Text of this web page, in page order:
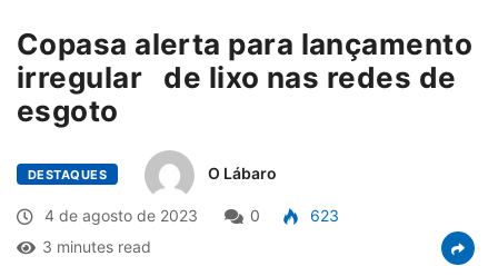
Copasa alerta para lançamento
irregular de lixo nas redes de
esgoto
DESTAQUES O Lábaro
4 de agosto de 2023 0
623
3 minutes read